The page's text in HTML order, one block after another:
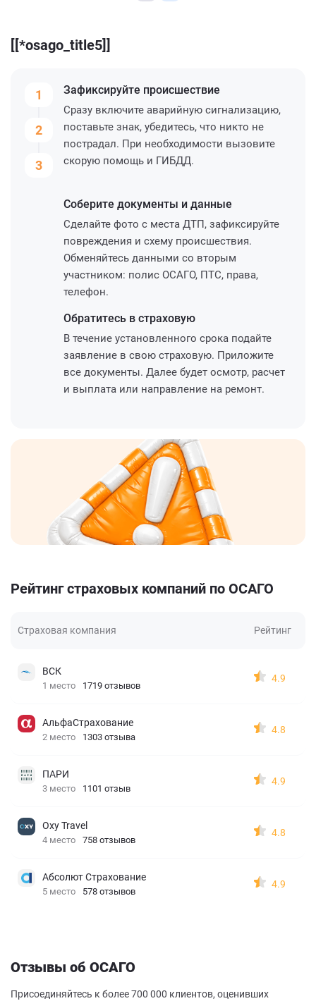
[[*osago_title5]]
1
2
3
Зафиксируйте происшествие
Сразу включите аварийную сигнализацию,
поставьте знак, убедитесь, что никто не
пострадал. При необходимости вызовите
скорую помощь и ГИБДД.
Соберите документы и данные
Сделайте фото с места ДТП, зафиксируйте
повреждения и схему происшествия.
Обменяйтесь данными со вторым
участником: полис ОСАГО, ПТС, права,
телефон.
Обратитесь в страховую
В течение установленного срока подайте
заявление в свою страховую. Приложите
все документы. Далее будет осмотр, расчет
и выплата или направление на ремонт.
Рейтинг страховых компаний по ОСАГО
Страховая компания Рейтинг
ВСК
1 место 1719 отзывов
4.9
АльфаСтрахование
2 место 1303 отзыва
4.8
ПАРИ
3 место 1101 отзыв
4.9
Oxy Travel
4 место 758 отзывов
4.8
Абсолют Страхование
5 место 578 отзывов
4.9
Отзывы об ОСАГО
Присоединяйтесь к более 700 000 клиентов, оценивших